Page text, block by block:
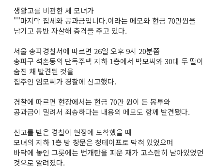
본문
생활고를 비관한 세 모녀가
""마지막 집세와 공과금입니다.이라는 메모와 현금 70만원을
남기고 동반 자살해 충격을 주고 있다.
서울 송파경찰서에 따르면 26일 오후 9시 20분쯤
송파구 석촌동의 단독주택 지하 1층에서 박모씨와 30대 두 딸이
숨진 채 발견된 것을
집주인 임모씨가 경찰에 신고했다.
경찰에 따르면 현장에서는 현금 70만 원이 든 봉투와
공과금이 밀려서 죄송하다는 내용의 메모도 함께 발견됐다.
신고를 받은 경찰이 현장에 도착했을 때
모녀의 지하 1층 방 창문은 청테이프로 막혀 있었으며
바닥에 놓인 그릇에는 번개탄을 피운 재가 고스란히 남아있었던
것으로 알려졌다.